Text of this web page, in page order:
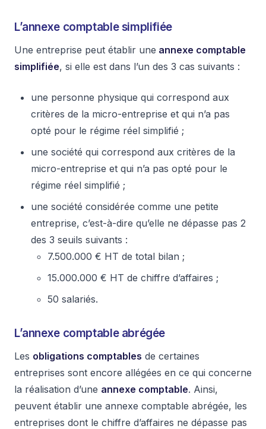
L’annexe comptable simplifiée
Une entreprise peut établir une annexe comptable
simplifiée, si elle est dans l’un des 3 cas suivants :
une personne physique qui correspond aux
critères de la micro-entreprise et qui n’a pas
opté pour le régime réel simplifié ;
une société qui correspond aux critères de la
micro-entreprise et qui n’a pas opté pour le
régime réel simplifié ;
une société considérée comme une petite
entreprise, c’est-à-dire qu’elle ne dépasse pas 2
des 3 seuils suivants :
7.500.000 € HT de total bilan ;
15.000.000 € HT de chiffre d’affaires ;
50 salariés.
L’annexe comptable abrégée
Les obligations comptables de certaines
entreprises sont encore allégées en ce qui concerne
la réalisation d’une annexe comptable. Ainsi,
peuvent établir une annexe comptable abrégée, les
entreprises dont le chiffre d’affaires ne dépasse pas